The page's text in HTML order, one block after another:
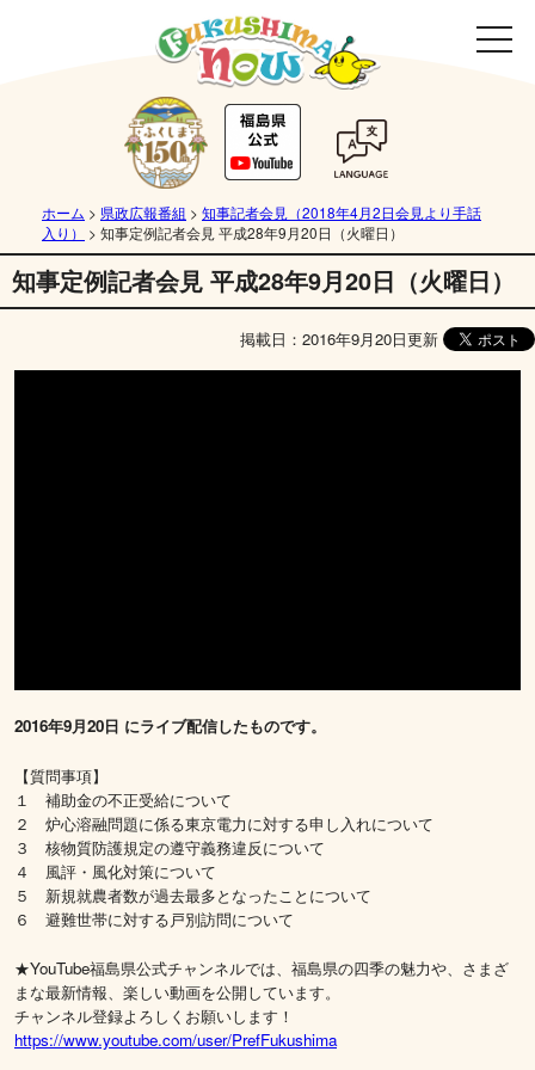
ホーム > 県政広報番組 > 知事記者会見（2018年4月2日会見より手話
入り）
> 知事定例記者会見 平成28年9月20日（火曜日）
知事定例記者会見 平成28年9月20日（火曜日）
掲載日：2016年9月20日更新
2016年9月20日 にライブ配信したものです。
【質問事項】
１ 補助金の不正受給について
２ 炉心溶融問題に係る東京電力に対する申し入れについて
３ 核物質防護規定の遵守義務違反について
４ 風評・風化対策について
５ 新規就農者数が過去最多となったことについて
６ 避難世帯に対する戸別訪問について
★YouTube福島県公式チャンネルでは、福島県の四季の魅力や、さまざ
まな最新情報、楽しい動画を公開しています。
チャンネル登録よろしくお願いします！
https://www.youtube.com/user/PrefFukushima